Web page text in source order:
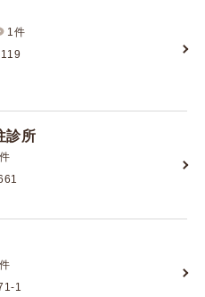
1件
診所
1